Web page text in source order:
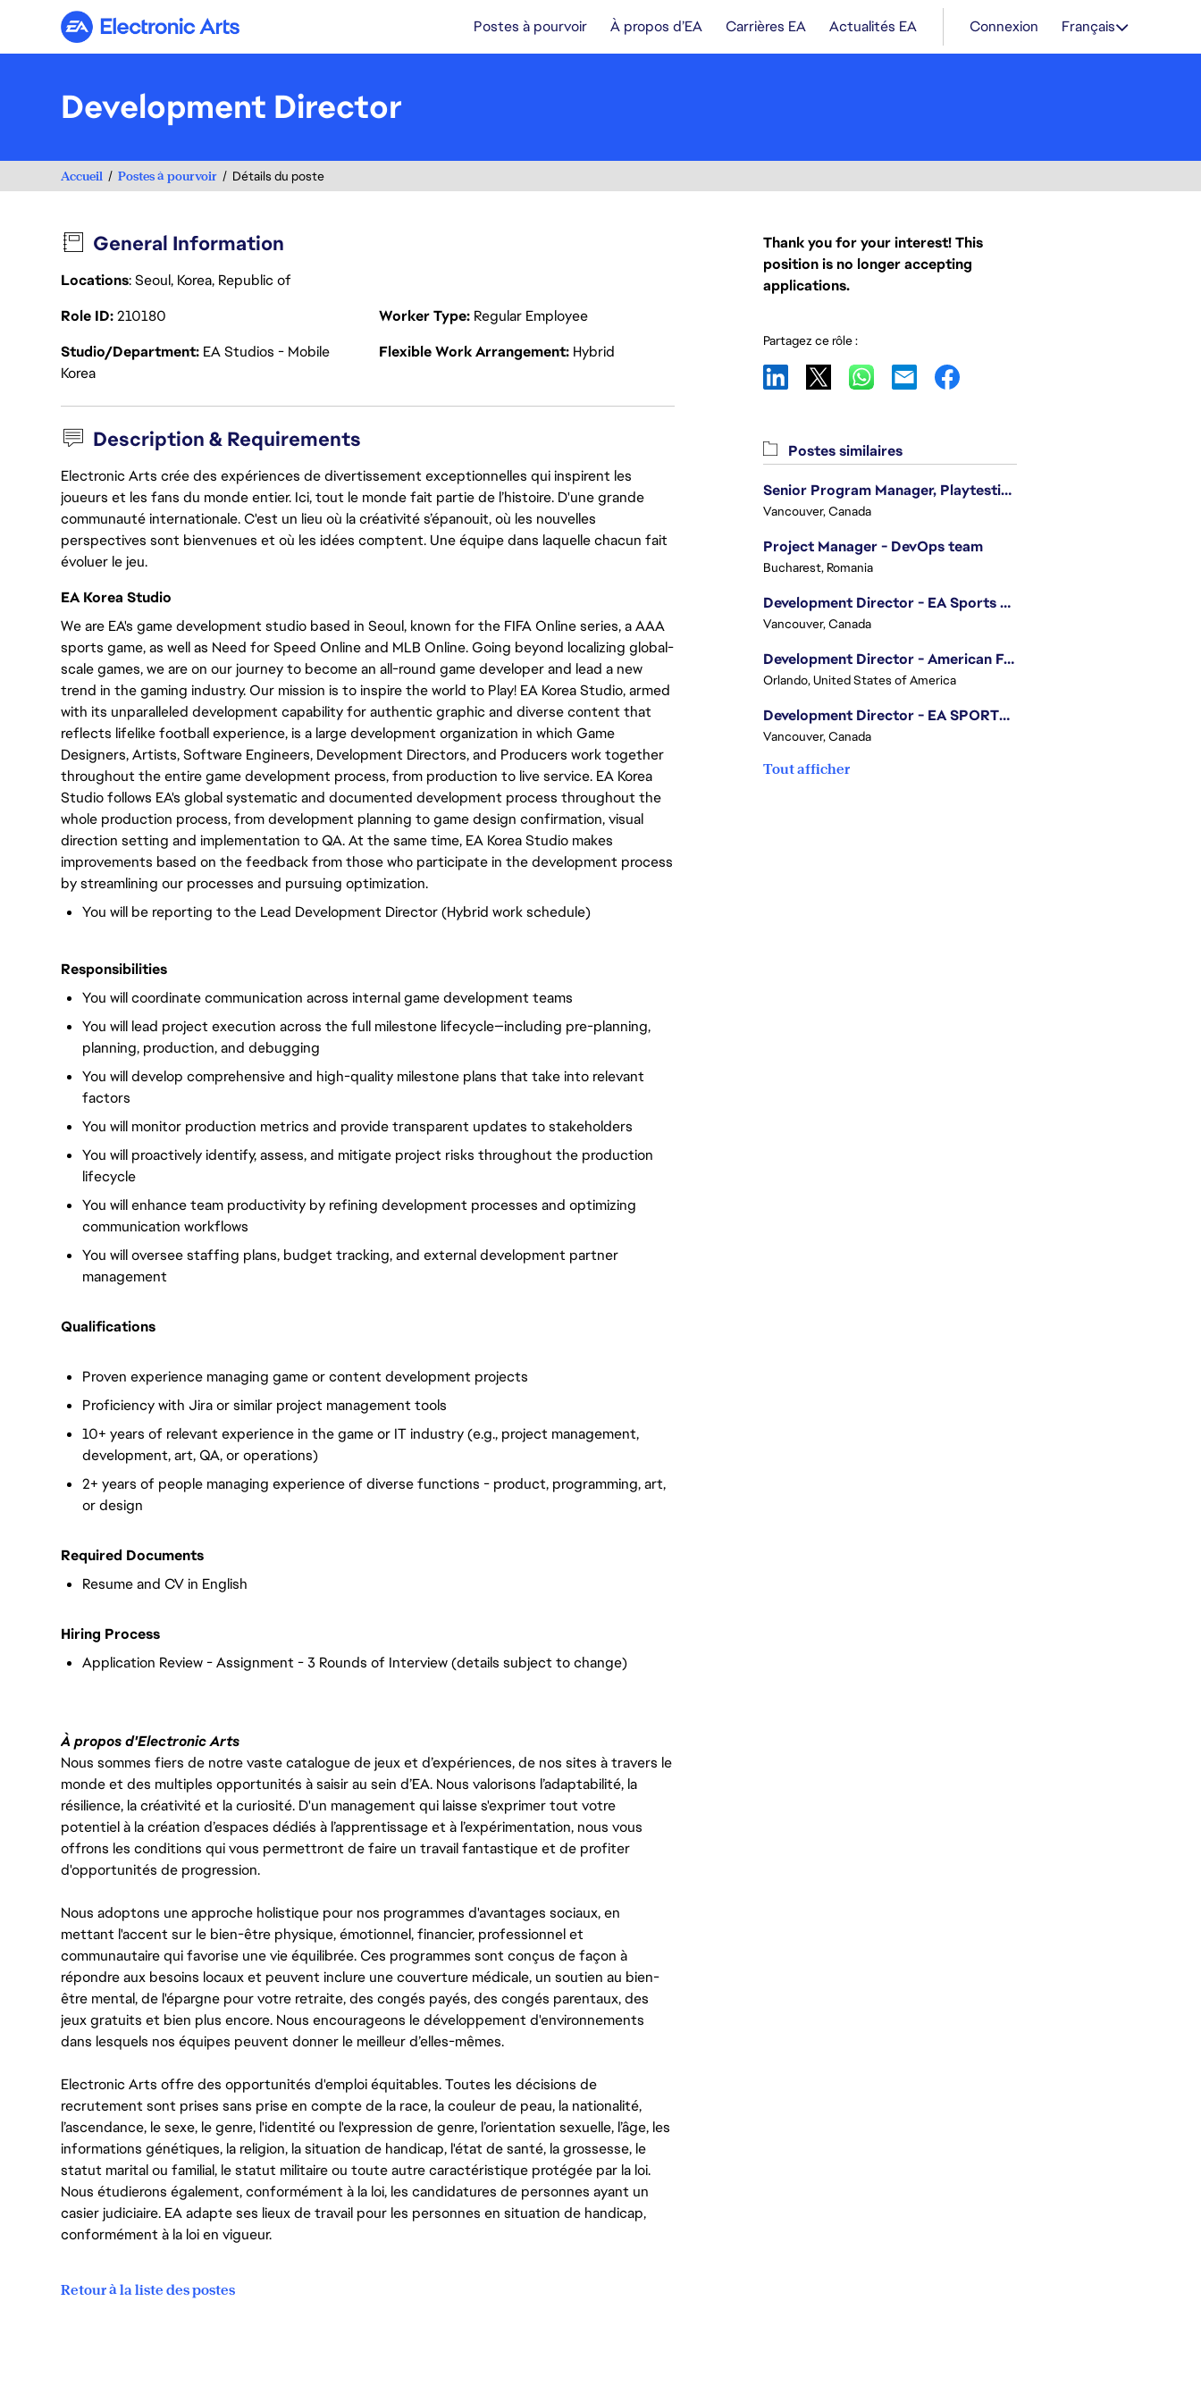
Electronic Arts Postes à pourvoir À propos d’EA Carrières EA Actualités EA Connexion Français
Development Director
Accueil Postes à pourvoir Détails du poste
General Information
Locations: Seoul, Korea, Republic of
Role ID210180 Worker Type Regular Employee
Studio/Department EA Studios - Mobile
Korea
Flexible Work Arrangement Hybrid
Description & Requirements
Electronic Arts crée des expériences de divertissement exceptionnelles qui inspirent les
joueurs et les fans du monde entier. Ici, tout le monde fait partie de l’histoire. D'une grande
communauté internationale. C'est un lieu où la créativité s’épanouit, où les nouvelles
perspectives sont bienvenues et où les idées comptent. Une équipe dans laquelle chacun fait
évoluer le jeu.
EA Korea Studio
We are EA's game development studio based in Seoul, known for the FIFA Online series, a AAA
sports game, as well as Need for Speed Online and MLB Online. Going beyond localizing global-
scale games, we are on our journey to become an all-round game developer and lead a new
trend in the gaming industry. Our mission is to inspire the world to Play! EA Korea Studio, armed
with its unparalleled development capability for authentic graphic and diverse content that
reflects lifelike football experience, is a large development organization in which Game
Designers, Artists, Software Engineers, Development Directors, and Producers work together
throughout the entire game development process, from production to live service. EA Korea
Studio follows EA's global systematic and documented development process throughout the
whole production process, from development planning to game design confirmation, visual
direction setting and implementation to QA. At the same time, EA Korea Studio makes
improvements based on the feedback from those who participate in the development process
by streamlining our processes and pursuing optimization.
You will be reporting to the Lead Development Director (Hybrid work schedule)
Responsibilities
You will coordinate communication across internal game development teams
You will lead project execution across the full milestone lifecycle—including pre-planning,
planning, production, and debugging
You will develop comprehensive and high-quality milestone plans that take into relevant
factors
You will monitor production metrics and provide transparent updates to stakeholders
You will proactively identify, assess, and mitigate project risks throughout the production
lifecycle
You will enhance team productivity by refining development processes and optimizing
communication workflows
You will oversee staffing plans, budget tracking, and external development partner
management
Qualifications
Proven experience managing game or content development projects
Proficiency with Jira or similar project management tools
10+ years of relevant experience in the game or IT industry (e.g., project management,
development, art, QA, or operations)
2+ years of people managing experience of diverse functions - product, programming, art,
or design
Required Documents
Resume and CV in English
Hiring Process
Application Review - Assignment - 3 Rounds of Interview (details subject to change)
À propos d'Electronic Arts
Nous sommes fiers de notre vaste catalogue de jeux et d’expériences, de nos sites à travers le
monde et des multiples opportunités à saisir au sein d’EA. Nous valorisons l’adaptabilité, la
résilience, la créativité et la curiosité. D'un management qui laisse s'exprimer tout votre
potentiel à la création d’espaces dédiés à l’apprentissage et à l’expérimentation, nous vous
offrons les conditions qui vous permettront de faire un travail fantastique et de profiter
d'opportunités de progression.
Nous adoptons une approche holistique pour nos programmes d'avantages sociaux, en
mettant l'accent sur le bien-être physique, émotionnel, financier, professionnel et
communautaire qui favorise une vie équilibrée. Ces programmes sont conçus de façon à
répondre aux besoins locaux et peuvent inclure une couverture médicale, un soutien au bien-
être mental, de l'épargne pour votre retraite, des congés payés, des congés parentaux, des
jeux gratuits et bien plus encore. Nous encourageons le développement d'environnements
dans lesquels nos équipes peuvent donner le meilleur d’elles-mêmes.
Electronic Arts offre des opportunités d'emploi équitables. Toutes les décisions de
recrutement sont prises sans prise en compte de la race, la couleur de peau, la nationalité,
l’ascendance, le sexe, le genre, l'identité ou l'expression de genre, l’orientation sexuelle, l’âge, les
informations génétiques, la religion, la situation de handicap, l'état de santé, la grossesse, le
statut marital ou familial, le statut militaire ou toute autre caractéristique protégée par la loi.
Nous étudierons également, conformément à la loi, les candidatures de personnes ayant un
casier judiciaire. EA adapte ses lieux de travail pour les personnes en situation de handicap,
conformément à la loi en vigueur.
Retour à la liste des postes
Thank you for your interest! This
position is no longer accepting
applications.
Partagez ce rôle :
Postes similaires
Senior Program Manager, Playtesting Programs
Vancouver, Canada
Project Manager - DevOps team
Bucharest, Romania
Development Director - EA Sports FC
Vancouver, Canada
Development Director - American Football
Orlando, United States of America
Development Director - EA SPORTS UFC
Vancouver, Canada
Tout afficher